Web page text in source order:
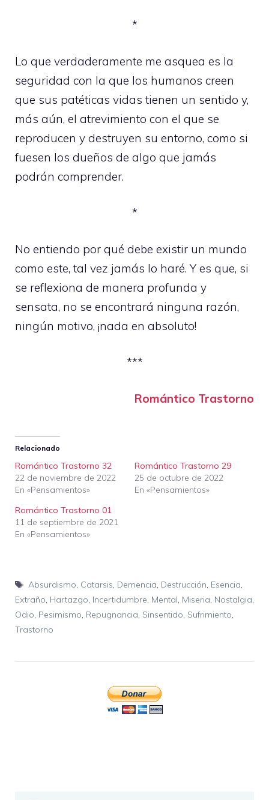
*
Lo que verdaderamente me asquea es la
seguridad con la que los humanos creen
que sus patéticas vidas tienen un sentido y,
más aún, el atrevimiento con el que se
reproducen y destruyen su entorno, como si
fuesen los dueños de algo que jamás
podrán comprender.
*
No entiendo por qué debe existir un mundo
como este, tal vez jamás lo haré. Y es que, si
se reflexiona de manera profunda y
sensata, no se encontrará ninguna razón,
ningún motivo, ¡nada en absoluto!
***
Romántico Trastorno
Relacionado
Romántico Trastorno 32
22 de noviembre de 2022
En «Pensamientos»
Romántico Trastorno 29
25 de octubre de 2022
En «Pensamientos»
Romántico Trastorno 01
11 de septiembre de 2021
En «Pensamientos»
Etiquetas
Absurdismo, Catarsis, Demencia, Destrucción, Esencia,
Extraño, Hartazgo, Incertidumbre, Mental, Miseria, Nostalgia,
Odio, Pesimismo, Repugnancia, Sinsentido, Sufrimiento,
Trastorno